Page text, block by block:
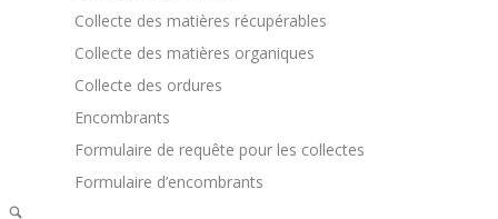
Collecte des matières récupérables
Collecte des matières organiques
Collecte des ordures
Encombrants
Formulaire de requête pour les collectes
Formulaire d’encombrants